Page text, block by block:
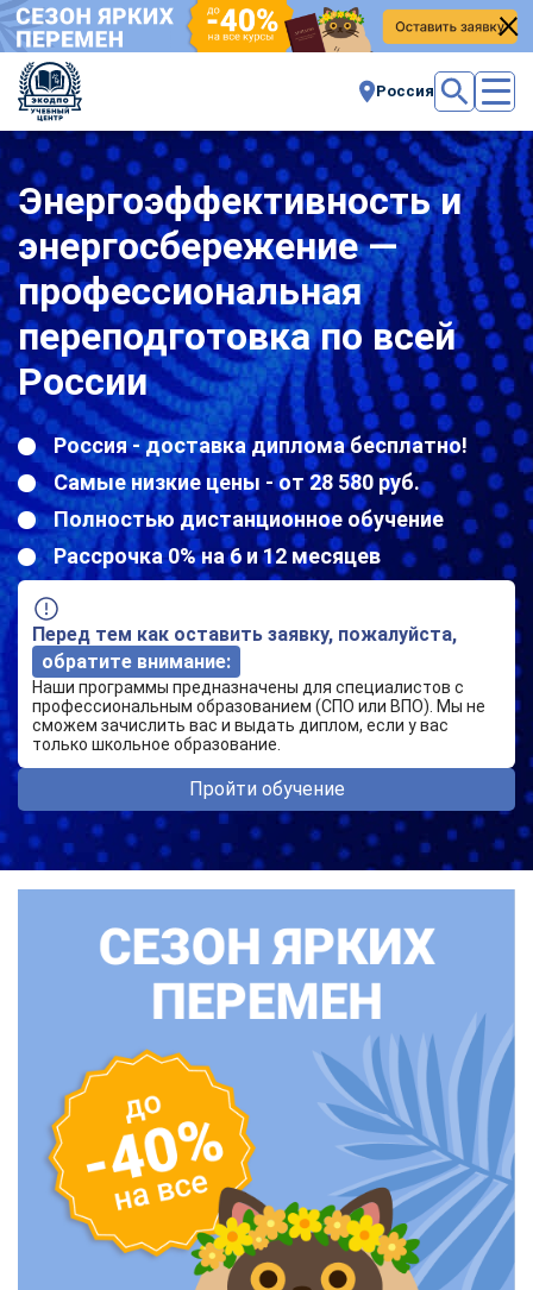
Россия
Энергоэффективность и
энергосбережение —
профессиональная
переподготовка по всей
России
Россия - доставка диплома бесплатно!
Самые низкие цены - от 28 580 руб.
Полностью дистанционное обучение
Рассрочка 0% на 6 и 12 месяцев
Перед тем как оставить заявку, пожалуйста,
обратите внимание:
Наши программы предназначены для специалистов с
профессиональным образованием (СПО или ВПО). Мы не
сможем зачислить вас и выдать диплом, если у вас
только школьное образование.
Пройти обучение